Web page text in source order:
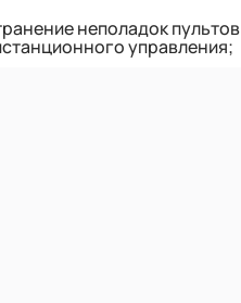
неполадок пультов
управления;